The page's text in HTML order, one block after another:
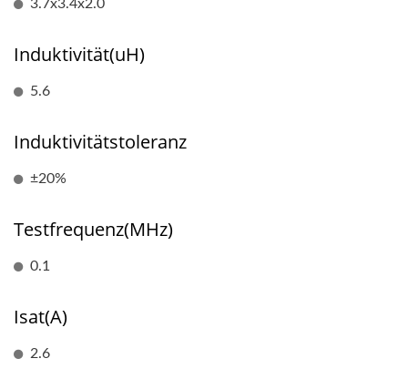
3.7x3.4x2.0
Induktivität(uH)
5.6
Induktivitätstoleranz
±20%
Testfrequenz(MHz)
0.1
Isat(A)
2.6